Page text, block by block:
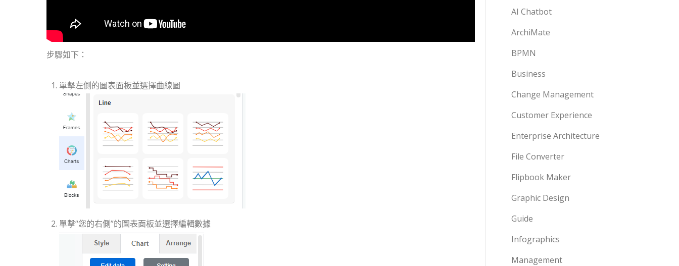
步驟如下：
單擊左側的圖表面板並選擇曲線圖
單擊“您的右側”的圖表面板並選擇編輯數據
AI Chatbot
ArchiMate
BPMN
Business
Change Management
Customer Experience
Enterprise Architecture
File Converter
Flipbook Maker
Graphic Design
Guide
Infographics
Management